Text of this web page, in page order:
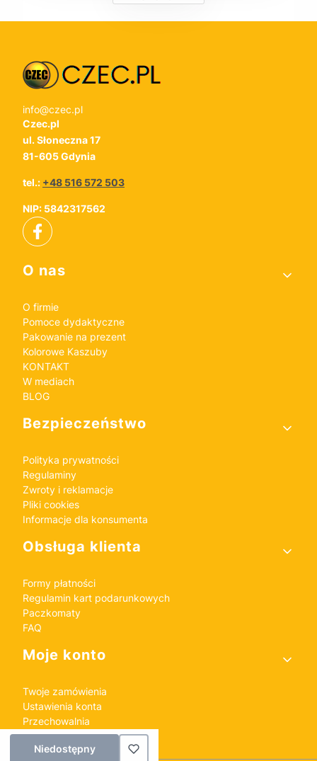
info@czec.pl
Czec.pl
ul. Słoneczna 17
81-605 Gdynia
tel.: +48 516 572 503
NIP: 5842317562
Linki w stopce
O nas
O firmie
Pomoce dydaktyczne
Pakowanie na prezent
Kolorowe Kaszuby
KONTAKT
W mediach
BLOG
Bezpieczeństwo
Polityka prywatności
Regulaminy
Zwroty i reklamacje
Pliki cookies
Informacje dla konsumenta
Obsługa klienta
Formy płatności
Regulamin kart podarunkowych
Paczkomaty
FAQ
Moje konto
Twoje zamówienia
Ustawienia konta
Przechowalnia
Niedostępny